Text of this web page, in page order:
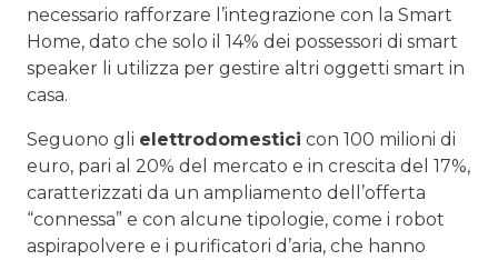
necessario rafforzare l’integrazione con la Smart
Home, dato che solo il 14% dei possessori di smart
speaker li utilizza per gestire altri oggetti smart in
casa.
Seguono gli elettrodomestici con 100 milioni di
euro, pari al 20% del mercato e in crescita del 17%,
caratterizzati da un ampliamento dell’offerta
“connessa” e con alcune tipologie, come i robot
aspirapolvere e i purificatori d’aria, che hanno